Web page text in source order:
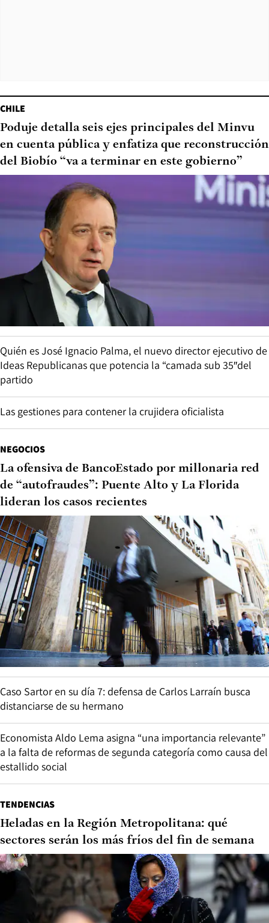
CHILE
Poduje detalla seis ejes principales del Minvu
en cuenta pública y enfatiza que reconstrucción
del Biobío “va a terminar en este gobierno”
Quién es José Ignacio Palma, el nuevo director ejecutivo de
Ideas Republicanas que potencia la “camada sub 35″del
partido
Las gestiones para contener la crujidera oficialista
NEGOCIOS
La ofensiva de BancoEstado por millonaria red
de “autofraudes”: Puente Alto y La Florida
lideran los casos recientes
Caso Sartor en su día 7: defensa de Carlos Larraín busca
distanciarse de su hermano
Economista Aldo Lema asigna “una importancia relevante”
a la falta de reformas de segunda categoría como causa del
estallido social
TENDENCIAS
Heladas en la Región Metropolitana: qué
sectores serán los más fríos del fin de semana